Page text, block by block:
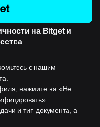
на Bitget и
с нашим
нажмите на «Не
и тип документа, а